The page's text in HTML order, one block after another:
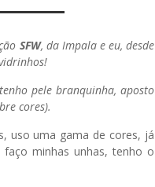
SFW, da Impala e eu, desde
pele branquinha, aposto
cores).
uso uma gama de cores, já
minhas unhas, tenho o